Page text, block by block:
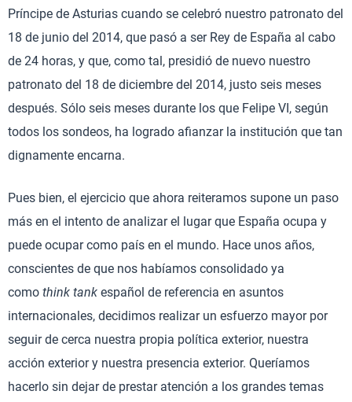
Príncipe de Asturias cuando se celebró nuestro patronato del
18 de junio del 2014, que pasó a ser Rey de España al cabo
de 24 horas, y que, como tal, presidió de nuevo nuestro
patronato del 18 de diciembre del 2014, justo seis meses
después. Sólo seis meses durante los que Felipe VI, según
todos los sondeos, ha logrado afianzar la institución que tan
dignamente encarna.
Pues bien, el ejercicio que ahora reiteramos supone un paso
más en el intento de analizar el lugar que España ocupa y
puede ocupar como país en el mundo. Hace unos años,
conscientes de que nos habíamos consolidado ya
como think tank español de referencia en asuntos
internacionales, decidimos realizar un esfuerzo mayor por
seguir de cerca nuestra propia política exterior, nuestra
acción exterior y nuestra presencia exterior. Queríamos
hacerlo sin dejar de prestar atención a los grandes temas